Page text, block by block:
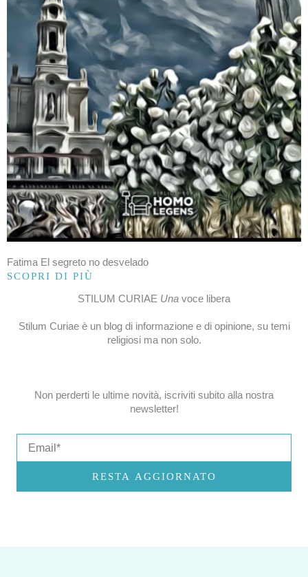
Fatima El segreto no desvelado
SCOPRI DI PIÙ
STILUM CURIAE Una voce libera
Stilum Curiae è un blog di informazione e di opinione, su temi
religiosi ma non solo.
Non perderti le ultime novità, iscriviti subito alla nostra
newsletter!
RESTA AGGIORNATO